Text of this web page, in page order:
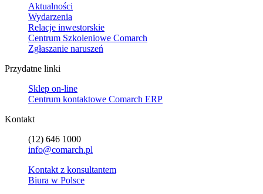
Aktualności
Wydarzenia
Relacje inwestorskie
Centrum Szkoleniowe Comarch
Zgłaszanie naruszeń
Przydatne linki
Sklep on-line
Centrum kontaktowe Comarch ERP
Kontakt
(12) 646 1000
info@comarch.pl
Kontakt z konsultantem
Biura w Polsce